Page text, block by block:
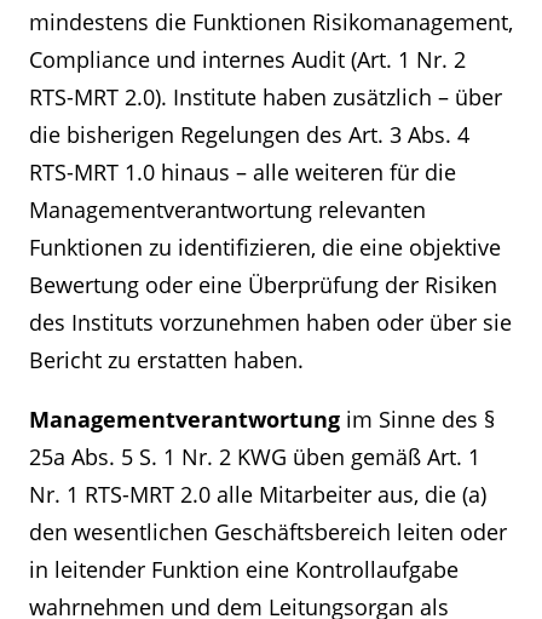
mindestens die Funktionen Risikomanagement,
Compliance und internes Audit (Art. 1 Nr. 2
RTS-MRT 2.0). Institute haben zusätzlich – über
die bisherigen Regelungen des Art. 3 Abs. 4
RTS-MRT 1.0 hinaus – alle weiteren für die
Managementverantwortung relevanten
Funktionen zu identifizieren, die eine objektive
Bewertung oder eine Überprüfung der Risiken
des Instituts vorzunehmen haben oder über sie
Bericht zu erstatten haben.
Managementverantwortung im Sinne des §
25a Abs. 5 S. 1 Nr. 2 KWG üben gemäß Art. 1
Nr. 1 RTS-MRT 2.0 alle Mitarbeiter aus, die (a)
den wesentlichen Geschäftsbereich leiten oder
in leitender Funktion eine Kontrollaufgabe
wahrnehmen und dem Leitungsorgan als